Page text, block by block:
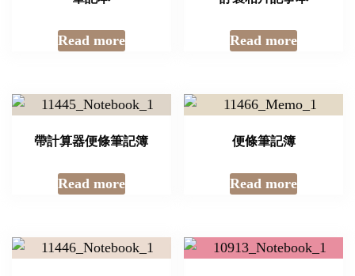
Read more Read more
帶計算器便條筆記簿
Read more
便條筆記簿
Read more